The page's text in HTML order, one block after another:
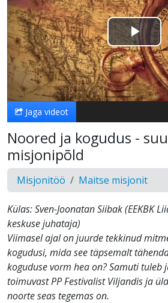
Jaga videot
Noored ja kogudus -
misjonipõld
Misjonitöö Maitse misjonit
Külas: Sven-Joonatan Siibak (EEKBK
keskuse juhataja)
Viimasel ajal on juurde tekkinud
kogudusi, mida see täpsemalt
koguduse vorm hea on? Samuti tuleb
toimuvast PP Festivalist Viljandis ja
noorte seas tegemas on.